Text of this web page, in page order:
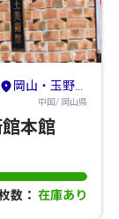
岡山・玉野・牛窓
中国/ 岡山県
本館
数： 在庫あり